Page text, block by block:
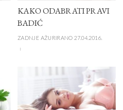
KAKO ODABRATI PRAVI
BADIĆ
ZADNJE AŽURIRANO 27.04.2016.